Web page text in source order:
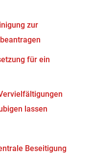
zur
für ein
lassen
Beseitigung